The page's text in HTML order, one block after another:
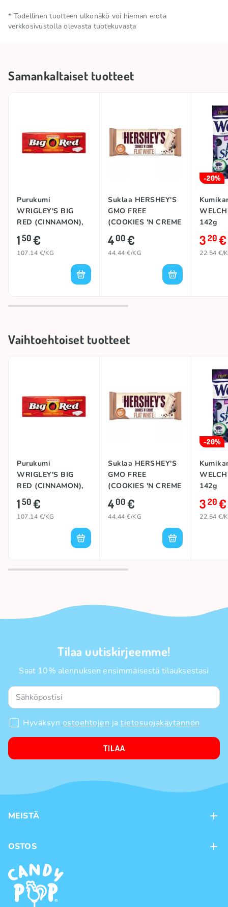
Nettomäärä 0.014 KG
Alkuperämaa Yhdistynyt kuningaskunta
* Todellinen tuotteen ulkonäkö voi hieman erota
verkkosivustolla olevasta tuotekuvasta
Samankaltaiset tuotteet
Purukumi
WRIGLEY'S BIG
RED (CINNAMON),
14g
150€
107.14 €/KG
Suklaa HERSHEY'S
GMO FREE
(COOKIES 'N CREME
FLAT WHITE), 90g
400€
44.44 €/KG
-20%
142g
320€
22.54 €/
Vaihtoehtoiset tuotteet
Purukumi
WRIGLEY'S BIG
RED (CINNAMON),
14g
150€
107.14 €/KG
Suklaa HERSHEY'S
GMO FREE
(COOKIES 'N CREME
FLAT WHITE), 90g
400€
44.44 €/KG
-20%
142g
320€
22.54 €/
Tilaa uutiskirjeemme!
Saat 10% alennuksen ensimmäisestä tilauksestasi
Hyväksyn ostoehtojen ja tietosuojakäytännön
TILAA
MEISTÄ
Kanta-asiakasohjelma
Tuotemerkit
OSTOS
Maksutavat
Toimitustavat
Käyttöehdot